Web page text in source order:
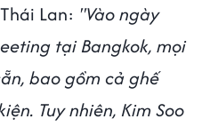
Lan: "Vào ngày
tại Bangkok, mọi
bao gồm cả ghế
Tuy nhiên, Kim Soo